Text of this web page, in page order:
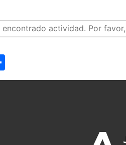
encontrado actividad. Por